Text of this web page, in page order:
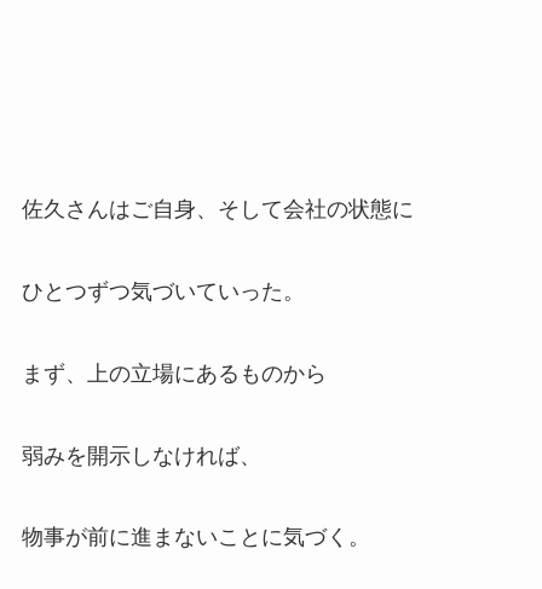
佐久さんはご自身、そして会社の状態に
ひとつずつ気づいていった。
まず、上の立場にあるものから
弱みを開示しなければ、
物事が前に進まないことに気づく。